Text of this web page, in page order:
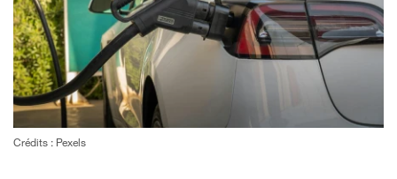
Crédits : Pexels